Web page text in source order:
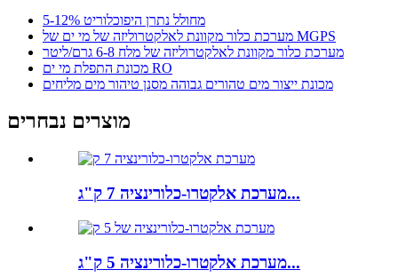
מחולל נתרן היפוכלוריט 5-12%
מערכת כלור מקוונת לאלקטרוליזה של מי ים של MGPS
מערכת כלור מקוונת לאלקטרוליזה של מלח 6-8 גרם/ליטר
מכונת התפלת מי ים RO
מכונת ייצור מים טהורים גבוהה מסנן טיהור מים מליחים
מוצרים נבחרים
מערכת אלקטרו-כלורינציה 7 ק"ג...
מערכת אלקטרו-כלורינציה 5 ק"ג...